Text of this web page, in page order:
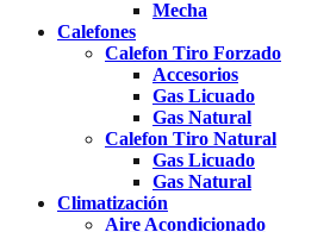
Mecha
Calefones
Calefon Tiro Forzado
Accesorios
Gas Licuado
Gas Natural
Calefon Tiro Natural
Gas Licuado
Gas Natural
Climatización
Aire Acondicionado